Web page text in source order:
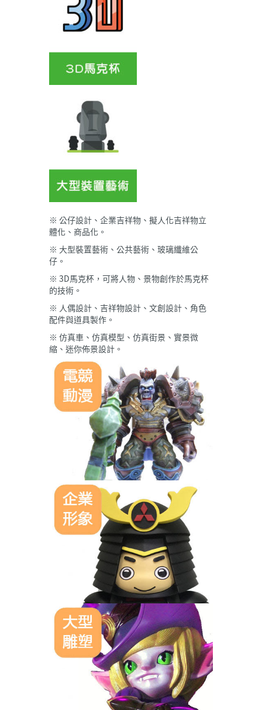
※ 公仔設計、企業吉祥物、擬人化吉祥物立
體化、商品化。
※ 大型裝置藝術、公共藝術、玻璃纖維公
仔。
※ 3D馬克杯，可將人物、景物創作於馬克杯
的技術。
※ 人偶設計、吉祥物設計、文創設計、角色
配件與道具製作。
※ 仿真車、仿真模型、仿真街景、實景微
縮、迷你佈景設計。